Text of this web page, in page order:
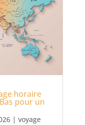
horaire
pour un
| voyage